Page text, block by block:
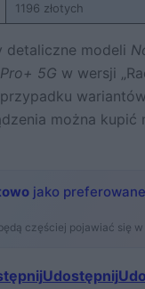
1196 złotych
detaliczne modeli
5G w wersji
można kupić
jako
częściej pojawiać się
Udostępnij